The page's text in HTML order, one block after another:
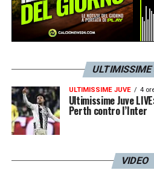
ULTIMISSIME JUVE 4
Ultimissime Juve
Perth contro l’Inter
VIDEO